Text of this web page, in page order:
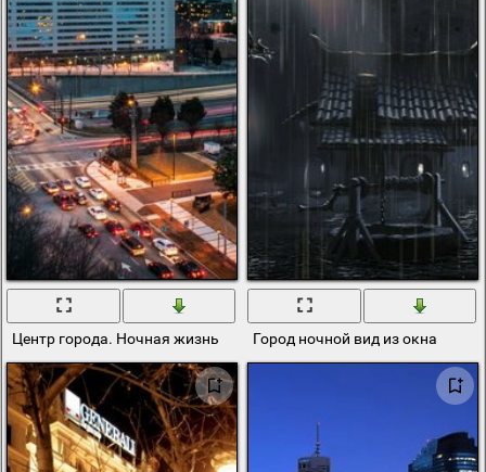
Центр города. Ночная жизнь Город ночной вид из окна